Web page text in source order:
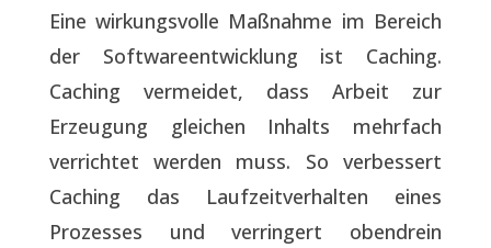
Eine wirkungsvolle Maßnahme im Bereich
der Softwareentwicklung ist Caching.
Caching vermeidet, dass Arbeit zur
Erzeugung gleichen Inhalts mehrfach
verrichtet werden muss. So verbessert
Caching das Laufzeitverhalten eines
Prozesses und verringert obendrein